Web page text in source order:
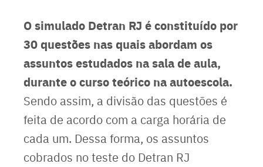
O simulado Detran RJ é constituído por
30 questões nas quais abordam os
assuntos estudados na sala de aula,
durante o curso teórico na autoescola.
Sendo assim, a divisão das questões é
feita de acordo com a carga horária de
cada um. Dessa forma, os assuntos
cobrados no teste do Detran RJ